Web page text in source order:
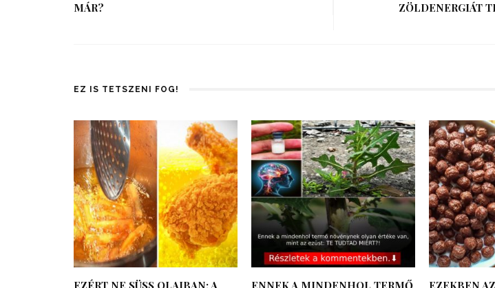
MÁR?
ZÖLDENERGIÁT
EZ IS TETSZENI FOG!
EZÉRT NE SÜSS OLAJBAN: A ENNEK A MINDENHOL TERMŐ EZEKBEN